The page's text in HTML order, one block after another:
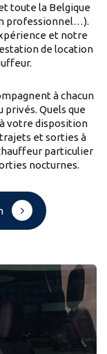
toute la Belgique
professionnel…).
et notre
de location
à chacun
Quels que
votre disposition
et sorties à
particulier
nocturnes.